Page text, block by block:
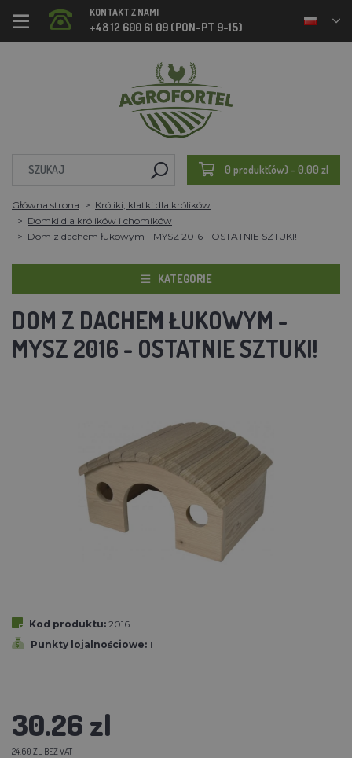
KONTAKT Z NAMI
+48 12 600 61 09 (PON-PT 9-15)
0 produkt(ów) - 0.00 zl
Główna strona
Króliki, klatki dla królików
Domki dla królików i chomików
Dom z dachem łukowym - MYSZ 2016 - OSTATNIE SZTUKI!
KATEGORIE
DOM Z DACHEM ŁUKOWYM -
MYSZ 2016 - OSTATNIE SZTUKI!
Kod produktu: 2016
Punkty lojalnościowe: 1
30.26 zl
24.60 ZL BEZ VAT